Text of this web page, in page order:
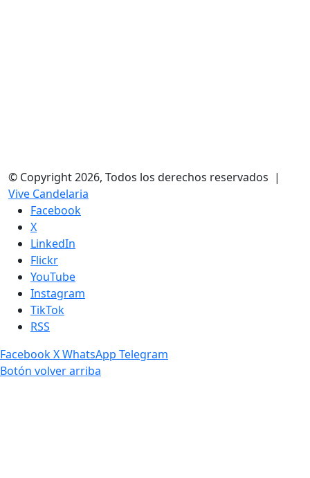
© Copyright 2026, Todos los derechos reservados |
Vive Candelaria
Facebook
X
LinkedIn
Flickr
YouTube
Instagram
TikTok
RSS
FacebookXWhatsApp Telegram
Botón volver arriba